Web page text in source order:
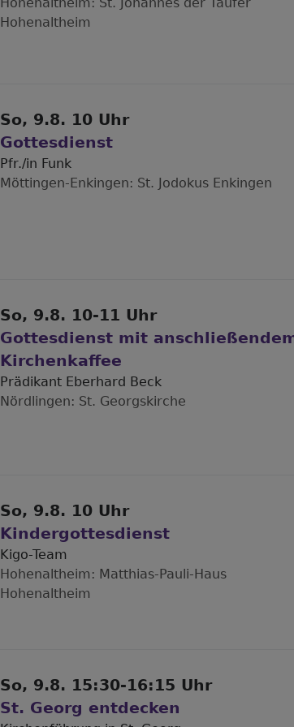
Hohenaltheim
So, 9.8. 10 Uhr
Gottesdienst
Pfr./in Funk
Möttingen-Enkingen
St. Jodokus Enkingen
So, 9.8. 10-11 Uhr
Gottesdienst mit
Kirchenkaffee
Prädikant Eberhard Beck
Nördlingen
St. Georgskirche
So, 9.8. 10 Uhr
Kindergottesdienst
Kigo-Team
Hohenaltheim
Matthias-Pauli-Haus
Hohenaltheim
So, 9.8. 15:30-16:15 Uhr
St. Georg entdecken